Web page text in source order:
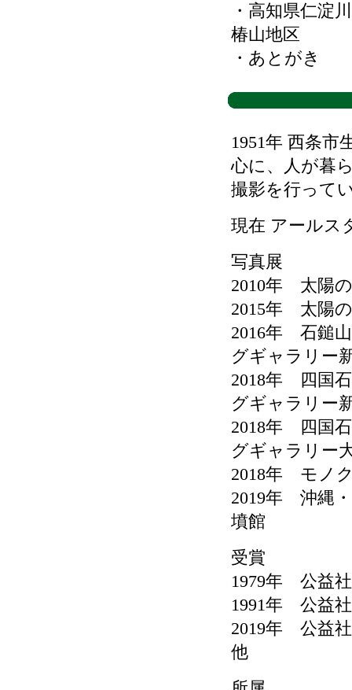
・高知県仁淀
椿山地区
・あとがき
1951年 西条市
心に、人が暮
撮影を行って
現在 アールス
写真展
2010年 太陽
2015年 太陽
2016年 石鎚
グギャラリー
2018年 四国
グギャラリー
2018年 四国
グギャラリー
2018年 モノ
2019年 沖縄
墳館
受賞
1979年 公益
1991年 公益
2019年 公益
他